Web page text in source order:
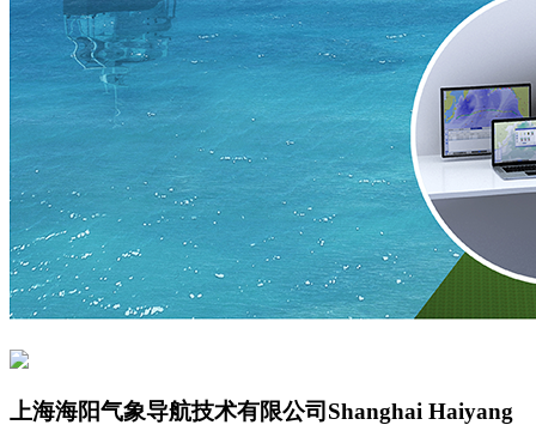
上海海阳气象导航技术有限公司 Shanghai Haiyang